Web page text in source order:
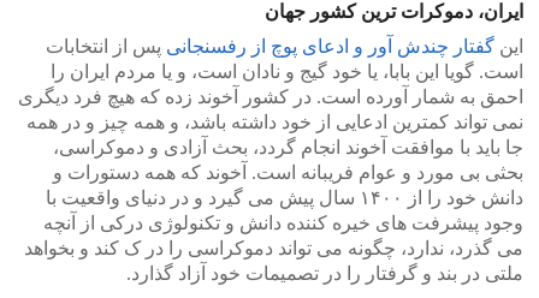
ایران، دموکرات ترین کشور جهان
این گفتار چندش آور و ادعای پوچ از رفسنجانی پس از انتخابات
است. گویا این بابا، یا خود گیج و نادان است، و یا مردم ایران را
احمق به شمار آورده است. در کشور آخوند زده که هیچ فرد دیگری
نمی تواند کمترین ادعایی از خود داشته باشد، و همه چیز و در همه
جا باید با موافقت آخوند انجام گردد، بحث آزادی و دموکراسی،
بحثی بی مورد و عوام فریبانه است. آخوند که همه دستورات و
دانش خود را از ۱۴۰۰ سال پیش می گیرد و در دنیای واقعیت با
وجود پیشرفت های خیره کننده دانش و تکنولوژی درکی از آنچه
می گذرد، ندارد، چگونه می تواند دموکراسی را در ک کند و بخواهد
ملتی در بند و گرفتار را در تصمیمات خود آزاد گذارد.